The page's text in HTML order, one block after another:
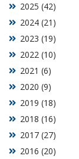
2016 (20)
2017 (27)
2018 (16)
2019 (18)
2020 (9)
2021 (6)
2022 (10)
2023 (19)
2024 (21)
2025 (42)